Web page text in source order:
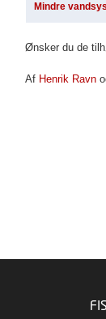
Mindre
Ønsker du de
Af Henrik Ravn